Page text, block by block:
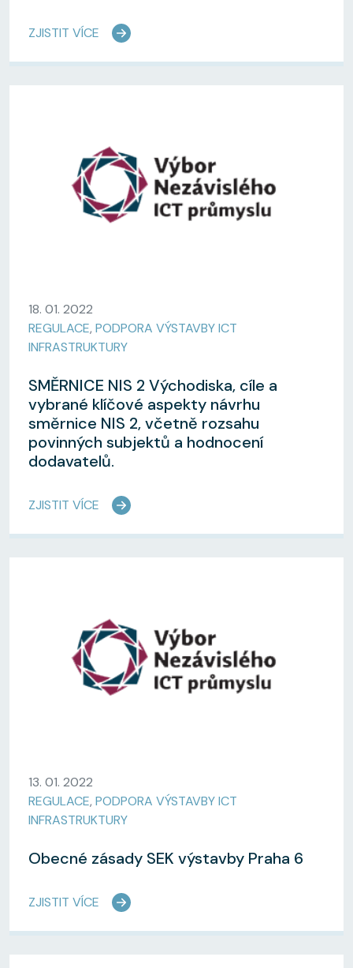
ZJISTIT VÍCE
18. 01. 2022
REGULACE, PODPORA VÝSTAVBY ICT
INFRASTRUKTURY
SMĚRNICE NIS 2 Východiska, cíle a
vybrané klíčové aspekty návrhu
směrnice NIS 2, včetně rozsahu
povinných subjektů a hodnocení
dodavatelů.
ZJISTIT VÍCE
13. 01. 2022
REGULACE, PODPORA VÝSTAVBY ICT
INFRASTRUKTURY
Obecné zásady SEK výstavby Praha 6
ZJISTIT VÍCE